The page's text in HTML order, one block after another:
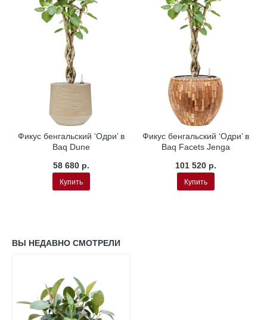
Фикус бенгальский ‘Одри’ в
Baq Dune
58 680 р.
Купить
Фикус бенгальский ‘Одри’ в
Baq Facets Jenga
101 520 р.
Купить
ВЫ НЕДАВНО СМОТРЕЛИ